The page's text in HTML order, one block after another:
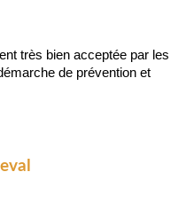
très bien acceptée par les
de prévention et